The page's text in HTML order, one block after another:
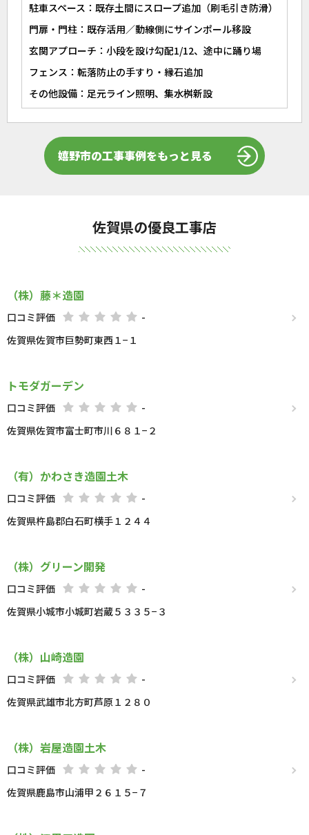
駐車スペース：既存土間にスロープ追加（刷毛引き防滑）
門扉・門柱：既存活用／動線側にサインポール移設
玄関アプローチ：小段を設け勾配1/12、途中に踊り場
フェンス：転落防止の手すり・縁石追加
その他設備：足元ライン照明、集水桝新設
嬉野市の工事事例をもっと見る
佐賀県の優良工事店
（株）藤＊造園
口コミ評価
-
佐賀県佐賀市巨勢町東西１−１
トモダガーデン
口コミ評価
-
佐賀県佐賀市富士町市川６８１−２
（有）かわさき造園土木
口コミ評価
-
佐賀県杵島郡白石町横手１２４４
（株）グリーン開発
口コミ評価
-
佐賀県小城市小城町岩蔵５３３５−３
（株）山崎造園
口コミ評価
-
佐賀県武雄市北方町芦原１２８０
（株）岩屋造園土木
口コミ評価
-
佐賀県鹿島市山浦甲２６１５−７